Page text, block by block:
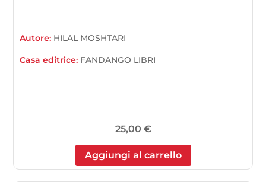
Autore: HILAL MOSHTARI
Casa editrice: FANDANGO LIBRI
25,00 €
Aggiungi al carrello